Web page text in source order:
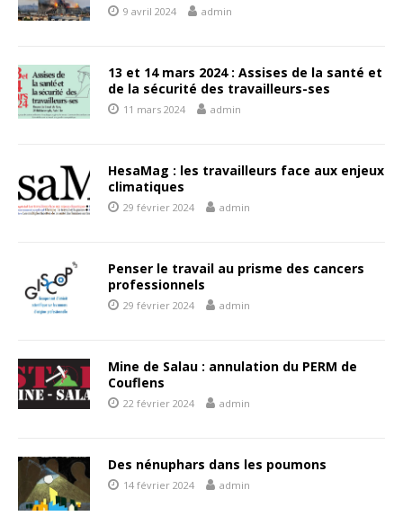
9 avril 2024 admin
13 et 14 mars 2024 : Assises de la santé et
de la sécurité des travailleurs-ses
11 mars 2024 admin
HesaMag : les travailleurs face aux enjeux
climatiques
29 février 2024 admin
Penser le travail au prisme des cancers
professionnels
29 février 2024 admin
Mine de Salau : annulation du PERM de
Couflens
22 février 2024 admin
Des nénuphars dans les poumons
14 février 2024 admin